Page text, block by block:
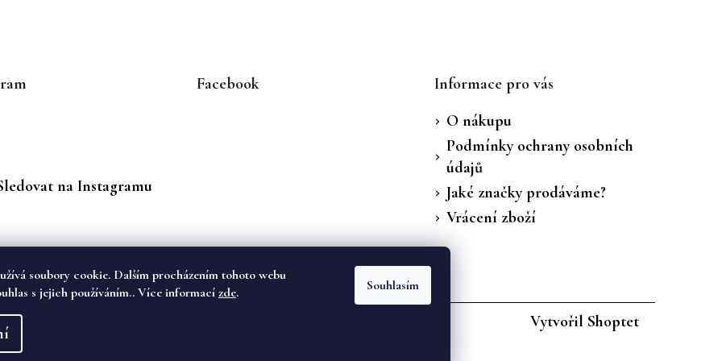
soubory cookie. Dalším procházením tohoto webu
s jejich používáním.. Více informacízde. Souhlasím
na Instagramu
Facebook
Informace pro vás
O nákupu
Podmínky ochrany osobních
údajů
Jaké značky prodáváme?
Vrácení zboží
Vytvořil Shoptet
vyhrazena.